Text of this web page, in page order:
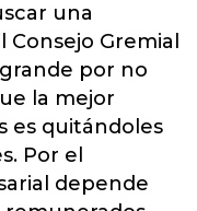
una
Gremial
por no
la mejor
es quitándoles
Por el
depende